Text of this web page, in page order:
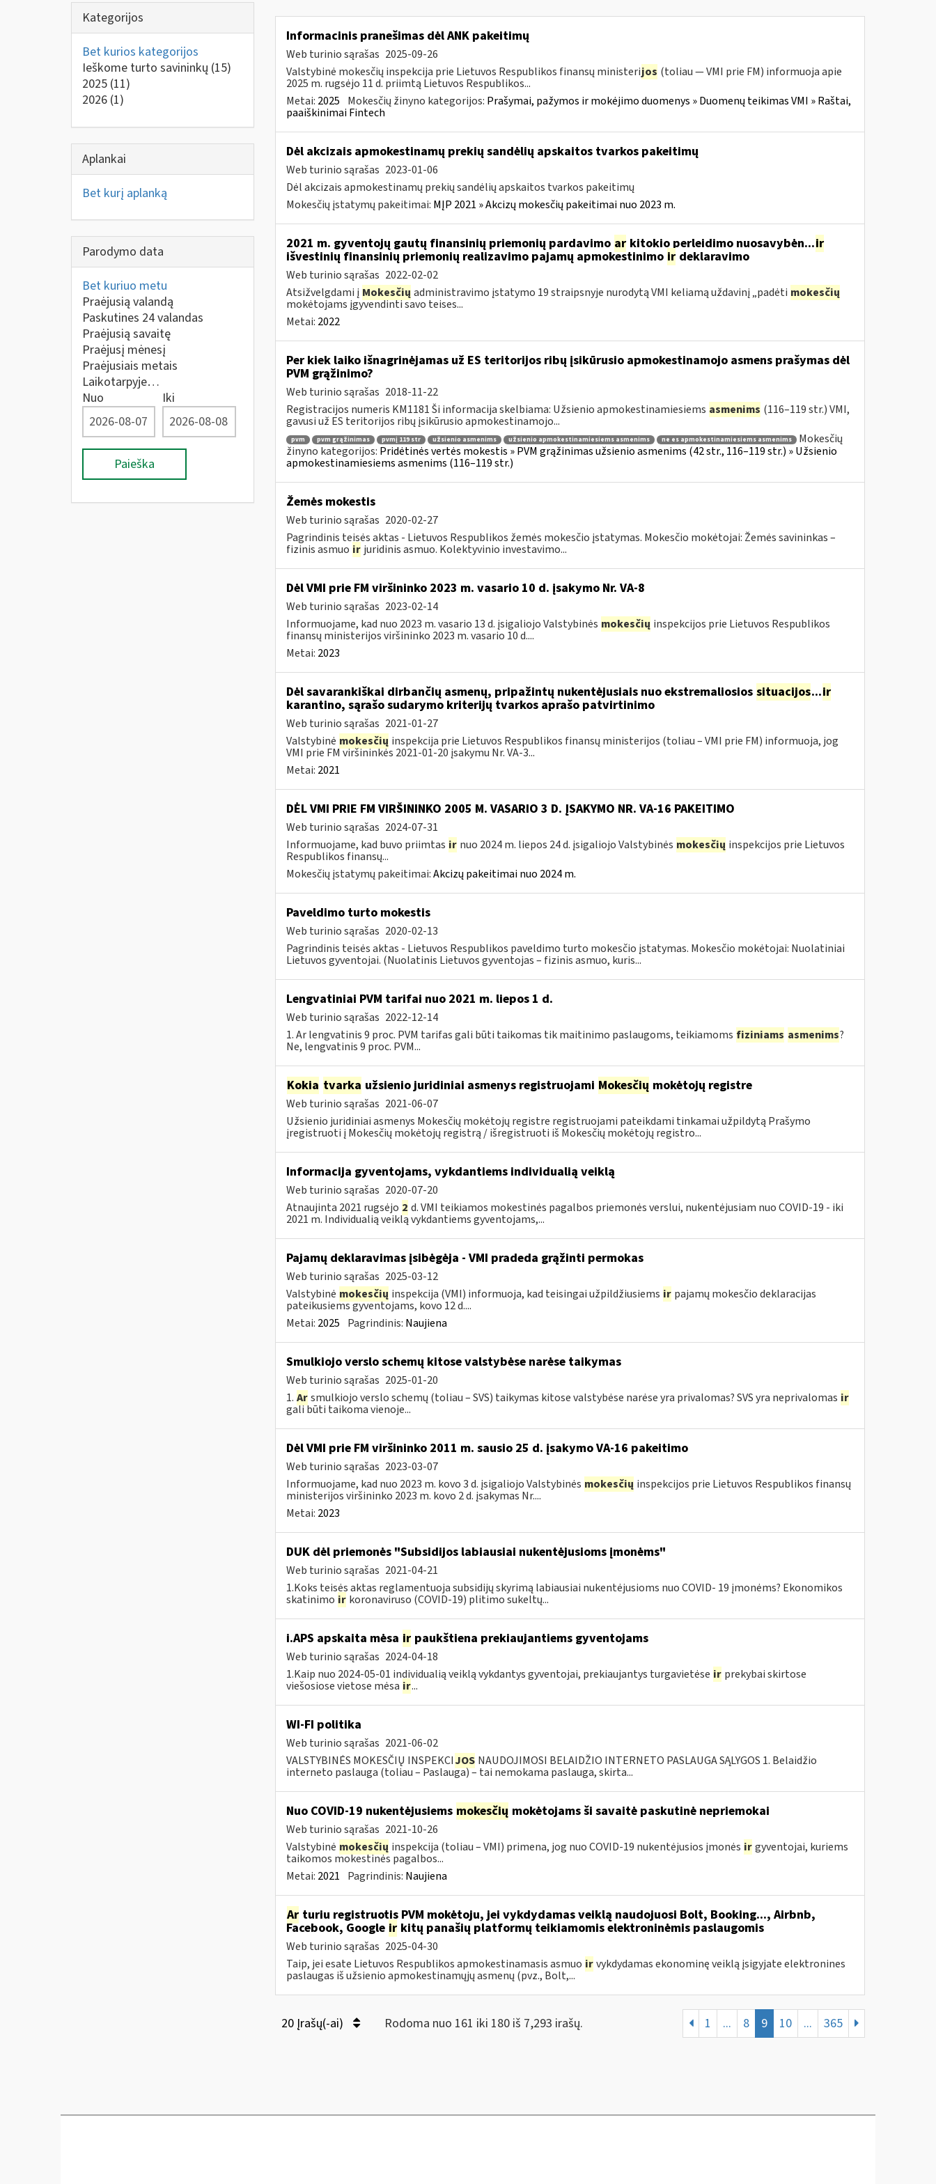
Kategorijos
Bet kurios kategorijos
Ieškome turto savininkų (15)
2025 (11)
2026 (1)
Aplankai
Bet kurį aplanką
Parodymo data
Bet kuriuo metu
Praėjusią valandą
Paskutines 24 valandas
Praėjusią savaitę
Praėjusį mėnesį
Praėjusiais metais
Laikotarpyje…
Nuo
Iki
Paieška
Informacinis pranešimas dėl ANK pakeitimų
Web turinio sąrašas 2025-09-26
Valstybinė mokesčių inspekcija prie Lietuvos Respublikos finansų ministerijos (toliau — VMI prie FM) informuoja apie
2025 m. rugsėjo 11 d. priimtą Lietuvos Respublikos...
Metai: 2025 Mokesčių žinyno kategorijos: Prašymai, pažymos ir mokėjimo duomenys » Duomenų teikimas VMI » Raštai,
paaiškinimai Fintech
Dėl akcizais apmokestinamų prekių sandėlių apskaitos tvarkos pakeitimų
Web turinio sąrašas 2023-01-06
Dėl akcizais apmokestinamų prekių sandėlių apskaitos tvarkos pakeitimų
Mokesčių įstatymų pakeitimai: MĮP 2021 » Akcizų mokesčių pakeitimai nuo 2023 m.
2021 m. gyventojų gautų finansinių priemonių pardavimo arkitokio perleidimo nuosavybėn...ir
išvestinių finansinių priemonių realizavimo pajamų apmokestinimo irdeklaravimo
Web turinio sąrašas 2022-02-02
Atsižvelgdami į Mokesčių administravimo įstatymo 19 straipsnyje nurodytą VMI keliamą uždavinį „padėti mokesčių
mokėtojams įgyvendinti savo teises...
Metai: 2022
Per kiek laiko išnagrinėjamas už ES teritorijos ribų įsikūrusio apmokestinamojo asmens prašymas dėl
PVM grąžinimo?
Web turinio sąrašas 2018-11-22
Registracijos numeris KM1181 Ši informacija skelbiama: Užsienio apmokestinamiesiems asmenims (116–119 str.) VMI,
gavusi už ES teritorijos ribų įsikūrusio apmokestinamojo...
pvm pvm grąžinimas pvmį 119 str užsienio asmenims užsienio apmokestinamiesiems asmenims ne es apmokestinamiesiems asmenims
Mokesčių
žinyno kategorijos: Pridėtinės vertės mokestis » PVM grąžinimas užsienio asmenims (42 str., 116–119 str.) » Užsienio
apmokestinamiesiems asmenims (116–119 str.)
Žemės mokestis
Web turinio sąrašas 2020-02-27
Pagrindinis teisės aktas - Lietuvos Respublikos žemės mokesčio įstatymas. Mokesčio mokėtojai: Žemės savininkas –
fizinis asmuo ir juridinis asmuo. Kolektyvinio investavimo...
Dėl VMI prie FM viršininko 2023 m. vasario 10 d. įsakymo Nr. VA-8
Web turinio sąrašas 2023-02-14
Informuojame, kad nuo 2023 m. vasario 13 d. įsigaliojo Valstybinės mokesčių inspekcijos prie Lietuvos Respublikos
finansų ministerijos viršininko 2023 m. vasario 10 d....
Metai: 2023
Dėl savarankiškai dirbančių asmenų, pripažintų nukentėjusiais nuo ekstremaliosios situacijos...ir
karantino, sąrašo sudarymo kriterijų tvarkos aprašo patvirtinimo
Web turinio sąrašas 2021-01-27
Valstybinė mokesčių inspekcija prie Lietuvos Respublikos finansų ministerijos (toliau – VMI prie FM) informuoja, jog
VMI prie FM viršininkės 2021-01-20 įsakymu Nr. VA-3...
Metai: 2021
DĖL VMI PRIE FM VIRŠININKO 2005 M. VASARIO 3 D. ĮSAKYMO NR. VA-16 PAKEITIMO
Web turinio sąrašas 2024-07-31
Informuojame, kad buvo priimtas ir nuo 2024 m. liepos 24 d. įsigaliojo Valstybinės mokesčių inspekcijos prie Lietuvos
Respublikos finansų...
Mokesčių įstatymų pakeitimai:Akcizų pakeitimai nuo 2024 m.
Paveldimo turto mokestis
Web turinio sąrašas 2020-02-13
Pagrindinis teisės aktas - Lietuvos Respublikos paveldimo turto mokesčio įstatymas. Mokesčio mokėtojai: Nuolatiniai
Lietuvos gyventojai. (Nuolatinis Lietuvos gyventojas – fizinis asmuo, kuris...
Lengvatiniai PVM tarifai nuo 2021 m. liepos 1 d.
Web turinio sąrašas 2022-12-14
1. Ar lengvatinis 9 proc. PVM tarifas gali būti taikomas tik maitinimo paslaugoms, teikiamoms fiziniams asmenims?
Ne, lengvatinis 9 proc. PVM...
Kokia tvarka užsienio juridiniai asmenys registruojami Mokesčių mokėtojų registre
Web turinio sąrašas 2021-06-07
Užsienio juridiniai asmenys Mokesčių mokėtojų registre registruojami pateikdami tinkamai užpildytą Prašymo
įregistruoti į Mokesčių mokėtojų registrą / išregistruoti iš Mokesčių mokėtojų registro...
Informacija gyventojams, vykdantiems individualią veiklą
Web turinio sąrašas 2020-07-20
Atnaujinta 2021 rugsėjo 2 d. VMI teikiamos mokestinės pagalbos priemonės verslui, nukentėjusiam nuo COVID-19 - iki
2021 m. Individualią veiklą vykdantiems gyventojams,...
Pajamų deklaravimas įsibėgėja - VMI pradeda grąžinti permokas
Web turinio sąrašas 2025-03-12
Valstybinė mokesčių inspekcija (VMI) informuoja, kad teisingai užpildžiusiems ir pajamų mokesčio deklaracijas
pateikusiems gyventojams, kovo 12 d....
Metai: 2025 Pagrindinis: Naujiena
Smulkiojo verslo schemų kitose valstybėse narėse taikymas
Web turinio sąrašas 2025-01-20
1. Ar smulkiojo verslo schemų (toliau – SVS) taikymas kitose valstybėse narėse yra privalomas? SVS yra neprivalomas ir
gali būti taikoma vienoje...
Dėl VMI prie FM viršininko 2011 m. sausio 25 d. įsakymo VA-16 pakeitimo
Web turinio sąrašas 2023-03-07
Informuojame, kad nuo 2023 m. kovo 3 d. įsigaliojo Valstybinės mokesčių inspekcijos prie Lietuvos Respublikos finansų
ministerijos viršininko 2023 m. kovo 2 d. įsakymas Nr....
Metai: 2023
DUK dėl priemonės "Subsidijos labiausiai nukentėjusioms įmonėms"
Web turinio sąrašas 2021-04-21
1.Koks teisės aktas reglamentuoja subsidijų skyrimą labiausiai nukentėjusioms nuo COVID- 19 įmonėms? Ekonomikos
skatinimo ir koronaviruso (COVID-19) plitimo sukeltų...
i.APS apskaita mėsa irpaukštiena prekiaujantiems gyventojams
Web turinio sąrašas 2024-04-18
1.Kaip nuo 2024-05-01 individualią veiklą vykdantys gyventojai, prekiaujantys turgavietėse ir prekybai skirtose
viešosiose vietose mėsa ir...
WI-FI politika
Web turinio sąrašas 2021-06-02
VALSTYBINĖS MOKESČIŲ INSPEKCIJOS NAUDOJIMOSI BELAIDŽIO INTERNETO PASLAUGA SĄLYGOS 1. Belaidžio
interneto paslauga (toliau – Paslauga) – tai nemokama paslauga, skirta...
Nuo COVID-19 nukentėjusiems mokesčių mokėtojams ši savaitė paskutinė nepriemokai
Web turinio sąrašas 2021-10-26
Valstybinė mokesčių inspekcija (toliau – VMI) primena, jog nuo COVID-19 nukentėjusios įmonės ir gyventojai, kuriems
taikomos mokestinės pagalbos...
Metai: 2021 Pagrindinis: Naujiena
Arturiu registruotis PVM mokėtoju, jei vykdydamas veiklą naudojuosi Bolt, Booking..., Airbnb,
Facebook, Google irkitų panašių platformų teikiamomis elektroninėmis paslaugomis
Web turinio sąrašas 2025-04-30
Taip, jei esate Lietuvos Respublikos apmokestinamasis asmuo ir vykdydamas ekonominę veiklą įsigyjate elektronines
paslaugas iš užsienio apmokestinamųjų asmenų (pvz., Bolt,...
20 Įrašų(-ai) Rodoma nuo 161 iki 180 iš 7,293 irašų. 1 ... 8 9 10 ... 365